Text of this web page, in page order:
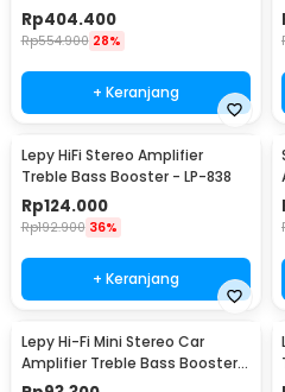
12V Low Noise - TUBE-03
Rp404.400
Rp554.900 28%
+ Keranjang
Lepy HiFi Stereo Amplifier
Treble Bass Booster - LP-838
Rp124.000
Rp192.900 36%
+ Keranjang
Lepy Hi-Fi Mini Stereo Car
Amplifier Treble Bass Booster -
AK-170